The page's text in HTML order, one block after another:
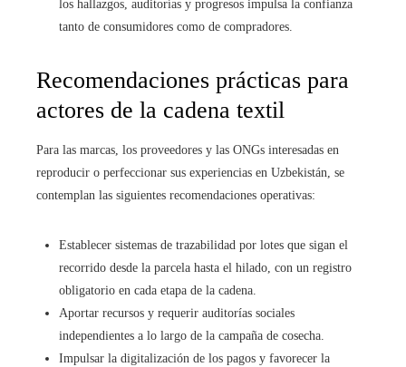
los hallazgos, auditorías y progresos impulsa la confianza
tanto de consumidores como de compradores.
Recomendaciones prácticas para
actores de la cadena textil
Para las marcas, los proveedores y las ONGs interesadas en
reproducir o perfeccionar sus experiencias en Uzbekistán, se
contemplan las siguientes recomendaciones operativas:
Establecer sistemas de trazabilidad por lotes que sigan el
recorrido desde la parcela hasta el hilado, con un registro
obligatorio en cada etapa de la cadena.
Aportar recursos y requerir auditorías sociales
independientes a lo largo de la campaña de cosecha.
Impulsar la digitalización de los pagos y favorecer la